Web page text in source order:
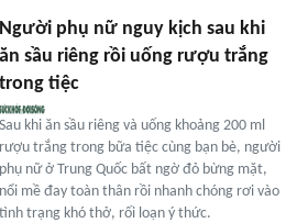
Người phụ nữ nguy kịch sau khi
ăn sầu riêng rồi uống rượu trắng
trong tiệc
Sau khi ăn sầu riêng và uống khoảng 200 ml
rượu trắng trong bữa tiệc cùng bạn bè, người
phụ nữ ở Trung Quốc bất ngờ đỏ bừng mặt,
nổi mề đay toàn thân rồi nhanh chóng rơi vào
tình trạng khó thở, rối loạn ý thức.